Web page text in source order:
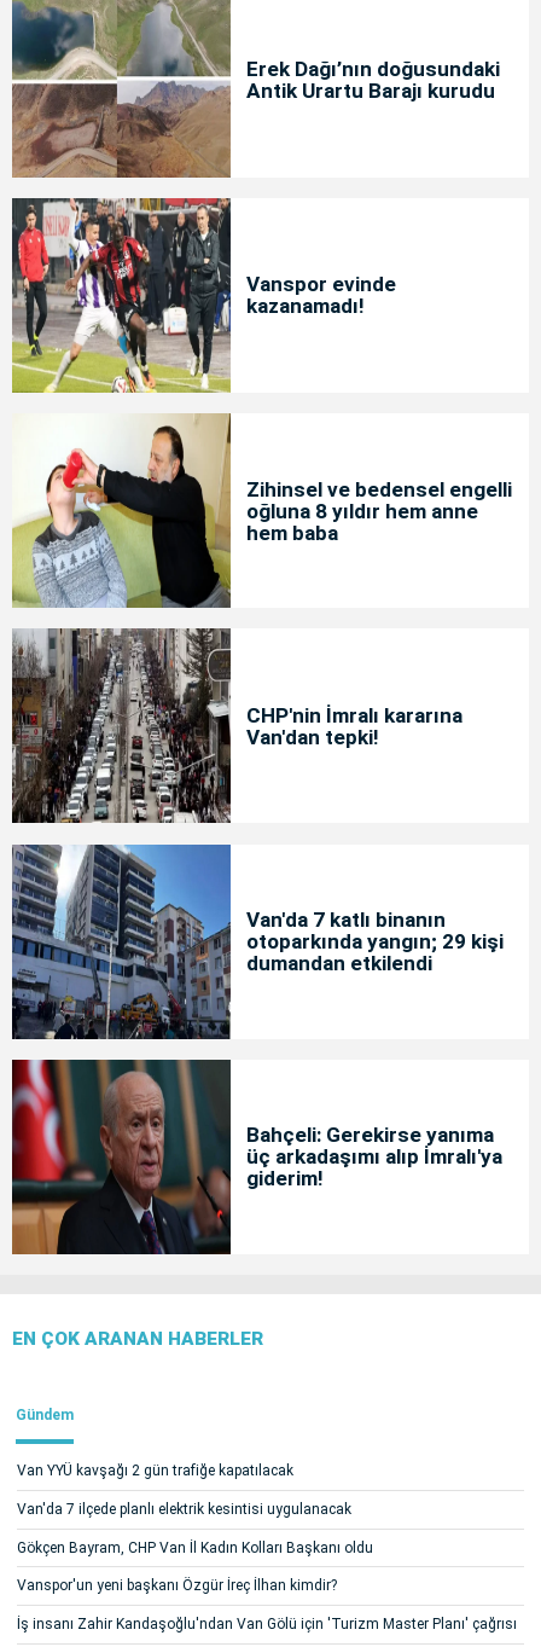
Erek Dağı’nın doğusundaki
Antik Urartu Barajı kurudu
Vanspor evinde
kazanamadı!
Zihinsel ve bedensel engelli
oğluna 8 yıldır hem anne
hem baba
CHP'nin İmralı kararına
Van'dan tepki!
Van'da 7 katlı binanın
otoparkında yangın; 29 kişi
dumandan etkilendi
Bahçeli: Gerekirse yanıma
üç arkadaşımı alıp İmralı'ya
giderim!
EN ÇOK ARANAN HABERLER
Gündem
Van YYÜ kavşağı 2 gün trafiğe kapatılacak
Van'da 7 ilçede planlı elektrik kesintisi uygulanacak
Gökçen Bayram, CHP Van İl Kadın Kolları Başkanı oldu
Vanspor'un yeni başkanı Özgür İreç İlhan kimdir?
İş insanı Zahir Kandaşoğlu'ndan Van Gölü için 'Turizm Master Planı' çağrısı